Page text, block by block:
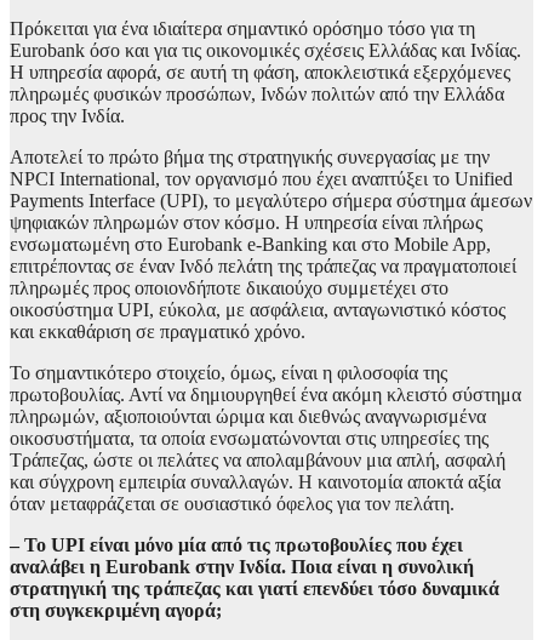
Πρόκειται για ένα ιδιαίτερα σημαντικό ορόσημο τόσο για τη
Eurobank όσο και για τις οικονομικές σχέσεις Ελλάδας και Ινδίας.
Η υπηρεσία αφορά, σε αυτή τη φάση, αποκλειστικά εξερχόμενες
πληρωμές φυσικών προσώπων, Ινδών πολιτών από την Ελλάδα
προς την Ινδία.
Αποτελεί το πρώτο βήμα της στρατηγικής συνεργασίας με την
NPCI International, τον οργανισμό που έχει αναπτύξει το Unified
Payments Interface (UPI), το μεγαλύτερο σήμερα σύστημα άμεσων
ψηφιακών πληρωμών στον κόσμο. Η υπηρεσία είναι πλήρως
ενσωματωμένη στο Eurobank e-Banking και στο Mobile App,
επιτρέποντας σε έναν Ινδό πελάτη της τράπεζας να πραγματοποιεί
πληρωμές προς οποιονδήποτε δικαιούχο συμμετέχει στο
οικοσύστημα UPI, εύκολα, με ασφάλεια, ανταγωνιστικό κόστος
και εκκαθάριση σε πραγματικό χρόνο.
Το σημαντικότερο στοιχείο, όμως, είναι η φιλοσοφία της
πρωτοβουλίας. Αντί να δημιουργηθεί ένα ακόμη κλειστό σύστημα
πληρωμών, αξιοποιούνται ώριμα και διεθνώς αναγνωρισμένα
οικοσυστήματα, τα οποία ενσωματώνονται στις υπηρεσίες της
Τράπεζας, ώστε οι πελάτες να απολαμβάνουν μια απλή, ασφαλή
και σύγχρονη εμπειρία συναλλαγών. Η καινοτομία αποκτά αξία
όταν μεταφράζεται σε ουσιαστικό όφελος για τον πελάτη.
– Το UPI είναι μόνο μία από τις πρωτοβουλίες που έχει
αναλάβει η Eurobank στην Ινδία. Ποια είναι η συνολική
στρατηγική της τράπεζας και γιατί επενδύει τόσο δυναμικά
στη συγκεκριμένη αγορά;